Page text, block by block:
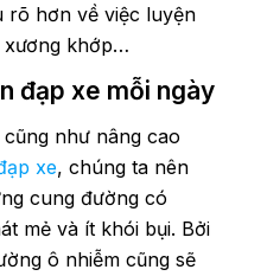
rõ hơn về việc luyện
xương khớp…
đạp xe mỗi ngày
như nâng cao
xe, chúng ta nên
cung đường có
mẻ và ít khói bụi. Bởi
ô nhiễm cũng sẽ